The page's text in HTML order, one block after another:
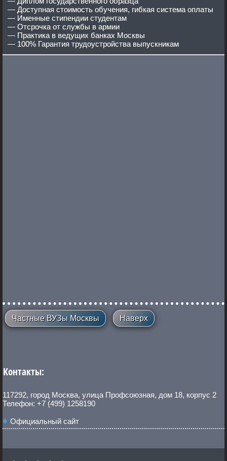
— Доступная стоимость обучения, гибкая система оплаты
— Именные стипендии студентам
— Отсрочка от службы в армии
— Практика в ведущих банках Москвы
— 100% Гарантия трудоустройства выпускникам
Частные ВУЗы Москвы Наверх
Контакты:
117292, город Москва, улица Профсоюзная, дом 18, корпус 2
Телефон: +7 (499) 1258190
Официальный сайт